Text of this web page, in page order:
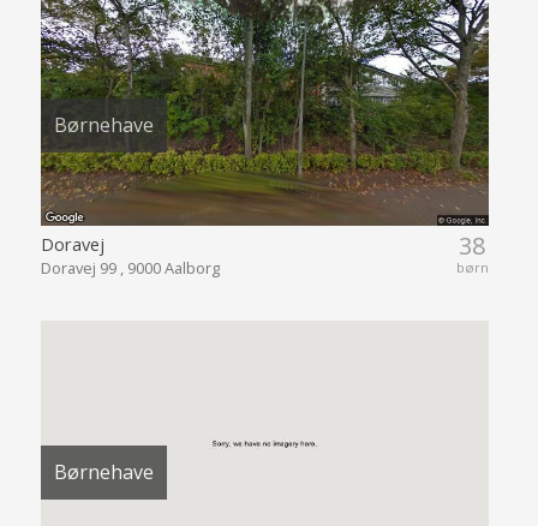
Børnehave
38
børn
Doravej
Doravej 99 , 9000 Aalborg
Børnehave